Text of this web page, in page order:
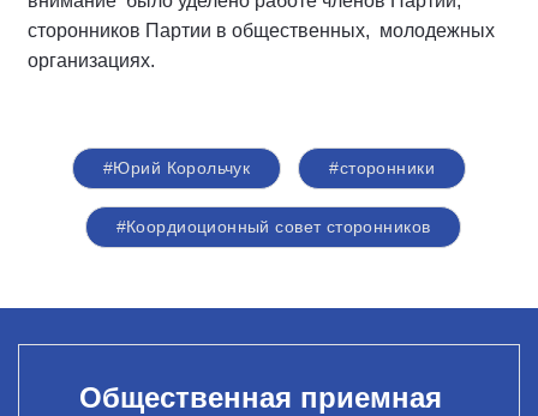
сторонников Партии в общественных, молодежных
организациях.
#Юрий Корольчук #сторонники
#Коордиоционный совет сторонников
Общественная приемная